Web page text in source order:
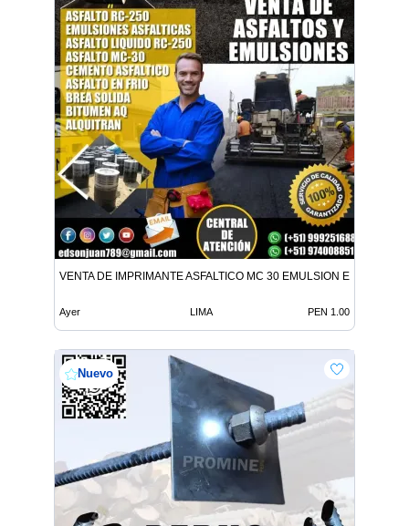
VENTA DE IMPRIMANTE ASFALTICO MC 30 EMULSION EN TODO
Ayer LIMA PEN 1.00
Nuevo